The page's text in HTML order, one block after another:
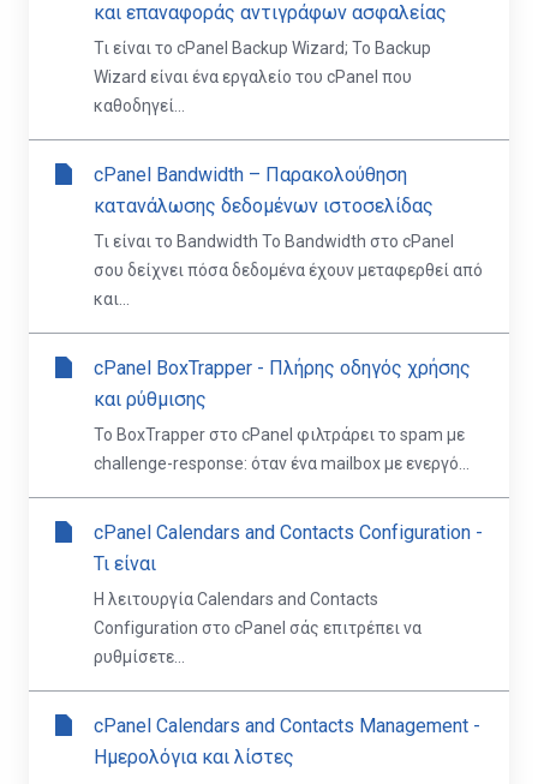
και επαναφοράς αντιγράφων ασφαλείας
Τι είναι το cPanel Backup Wizard; Το Backup
Wizard είναι ένα εργαλείο του cPanel που
καθοδηγεί...
cPanel Bandwidth – Παρακολούθηση
κατανάλωσης δεδομένων ιστοσελίδας
Τι είναι το Bandwidth Το Bandwidth στο cPanel
σου δείχνει πόσα δεδομένα έχουν μεταφερθεί από
και...
cPanel BoxTrapper - Πλήρης οδηγός χρήσης
και ρύθμισης
Το BoxTrapper στο cPanel φιλτράρει το spam με
challenge-response: όταν ένα mailbox με ενεργό...
cPanel Calendars and Contacts Configuration -
Τι είναι
Η λειτουργία Calendars and Contacts
Configuration στο cPanel σάς επιτρέπει να
ρυθμίσετε...
cPanel Calendars and Contacts Management -
Ημερολόγια και λίστες